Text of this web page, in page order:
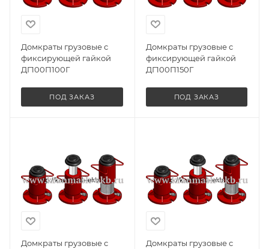
Домкраты грузовые с
фиксирующей гайкой
ДГ100П100Г
ПОД ЗАКАЗ
Домкраты грузовые с
фиксирующей гайкой
ДГ100П150Г
ПОД ЗАКАЗ
Домкраты грузовые с
Домкраты грузовые с